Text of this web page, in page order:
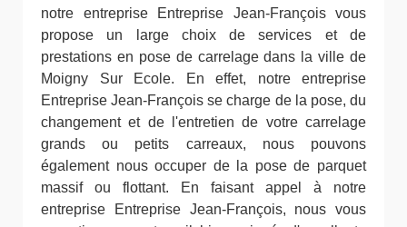
notre entreprise Entreprise Jean-François vous
propose un large choix de services et de
prestations en pose de carrelage dans la ville de
Moigny Sur Ecole. En effet, notre entreprise
Entreprise Jean-François se charge de la pose, du
changement et de l'entretien de votre carrelage
grands ou petits carreaux, nous pouvons
également nous occuper de la pose de parquet
massif ou flottant. En faisant appel à notre
entreprise Entreprise Jean-François, nous vous